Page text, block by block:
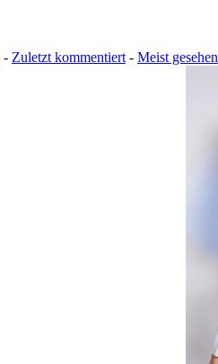
- Zuletzt kommentiert - Meist gesehen